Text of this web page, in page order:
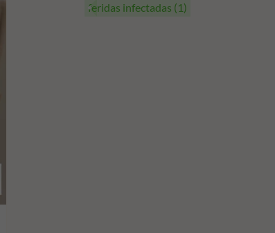
feridas infectadas (1)